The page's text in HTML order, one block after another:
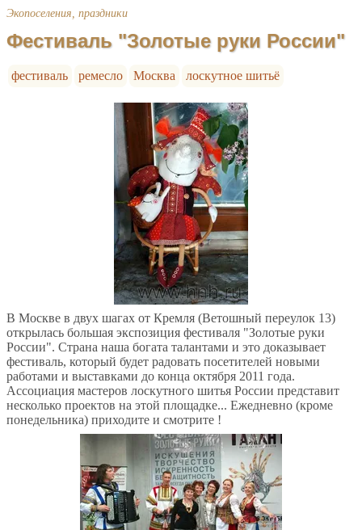
Экопоселения, праздники
Фестиваль "Золотые руки России"
фестиваль ремесло Москва лоскутное шитьё
В Москве в двух шагах от Кремля (Ветошный переулок 13)
открылась большая экспозиция фестиваля "Золотые руки
России". Страна наша богата талантами и это доказывает
фестиваль, который будет радовать посетителей новыми
работами и выставками до конца октября 2011 года.
Ассоциация мастеров лоскутного шитья России представит
несколько проектов на этой площадке... Ежедневно (кроме
понедельника) приходите и смотрите !